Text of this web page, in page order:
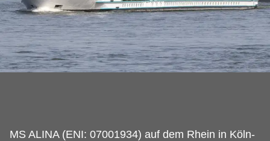
MS ALINA (ENI: 07001934) auf dem Rhein in Köln-